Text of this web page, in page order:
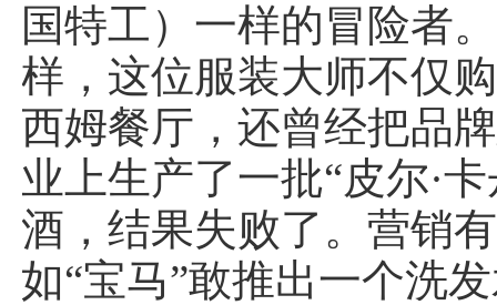
国特工）一样的冒险者
样，这位服装大师不仅
西姆餐厅，还曾经把品
业上生产了一批“皮尔·
酒，结果失败了。营销
如“宝马”敢推出一个洗